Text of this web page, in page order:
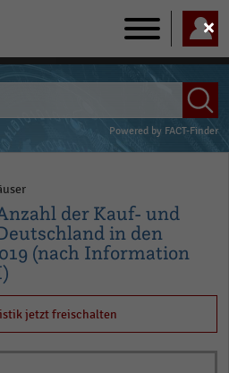
Main
navigation
Powered by FACT-Finder
der Kauf- und
in den
(nach Information
jetzt freischalten